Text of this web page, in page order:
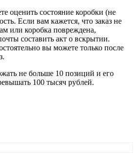
оценить состояние коробки (не
Если вам кажется, что заказ не
или коробка повреждена,
составить акт о вскрытии.
вы можете только после
не больше 10 позиций и его
100 тысяч рублей.